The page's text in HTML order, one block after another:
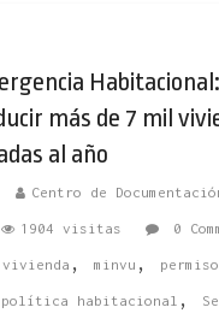
más de 7 mil
al año
Centro de
1904 visitas 0
, minvu ,
política habitacional ,